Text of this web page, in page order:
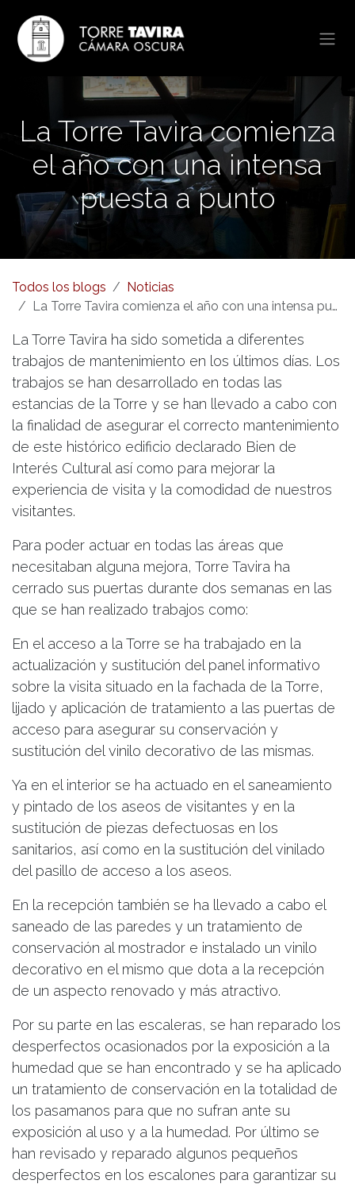
La Torre Tavira comienza
el año con una intensa
puesta a punto
Todos los blogs
Noticias
La Torre Tavira comienza el año con una intensa puesta a punto
La Torre Tavira ha sido sometida a diferentes
trabajos de mantenimiento en los últimos días. Los
trabajos se han desarrollado en todas las
estancias de la Torre y se han llevado a cabo con
la finalidad de asegurar el correcto mantenimiento
de este histórico edificio declarado Bien de
Interés Cultural así como para mejorar la
experiencia de visita y la comodidad de nuestros
visitantes.
Para poder actuar en todas las áreas que
necesitaban alguna mejora, Torre Tavira ha
cerrado sus puertas durante dos semanas en las
que se han realizado trabajos como:
En el acceso a la Torre se ha trabajado en la
actualización y sustitución del panel informativo
sobre la visita situado en la fachada de la Torre,
lijado y aplicación de tratamiento a las puertas de
acceso para asegurar su conservación y
sustitución del vinilo decorativo de las mismas.
Ya en el interior se ha actuado en el saneamiento
y pintado de los aseos de visitantes y en la
sustitución de piezas defectuosas en los
sanitarios, así como en la sustitución del vinilado
del pasillo de acceso a los aseos.
En la recepción también se ha llevado a cabo el
saneado de las paredes y un tratamiento de
conservación al mostrador e instalado un vinilo
decorativo en el mismo que dota a la recepción
de un aspecto renovado y más atractivo.
Por su parte en las escaleras, se han reparado los
desperfectos ocasionados por la exposición a la
humedad que se han encontrado y se ha aplicado
un tratamiento de conservación en la totalidad de
los pasamanos para que no sufran ante su
exposición al uso y a la humedad. Por último se
han revisado y reparado algunos pequeños
desperfectos en los escalones para garantizar su